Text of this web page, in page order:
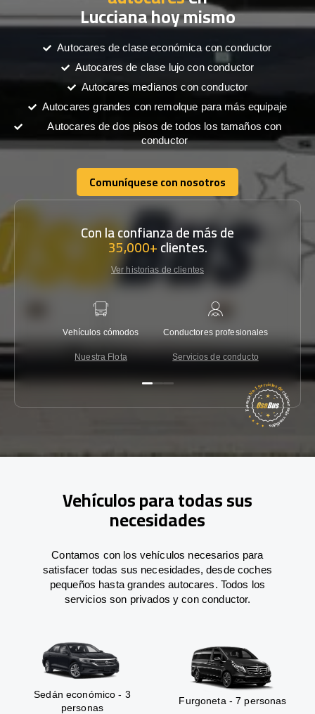
Lucciana hoy mismo
Autocares de clase económica con conductor
Autocares de clase lujo con conductor
Autocares medianos con conductor
Autocares grandes con remolque para más equipaje
Autocares de dos pisos de todos los tamaños con
conductor
Comuníquese con nosotros
Comuníquese con nosotros
Con la confianza de más de
35,000+clientes.
Ver historias de clientes
Vehículos cómodos
Nuestra Flota
Conductores profesionales
Servicios de conducto
Vehículos para todas sus
necesidades
Contamos con los vehículos necesarios para
satisfacer todas sus necesidades, desde coches
pequeños hasta grandes autocares. Todos los
servicios son privados y con conductor.
Sedán económico - 3
personas
Furgoneta - 7 personas